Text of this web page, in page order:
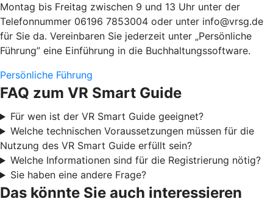
Montag bis Freitag zwischen 9 und 13 Uhr unter der
Telefonnummer 06196 7853004 oder unter info@vrsg.de
für Sie da. Vereinbaren Sie jederzeit unter „Persönliche
Führung” eine Einführung in die Buchhaltungssoftware.
Persönliche Führung
FAQ zum VR Smart Guide
Für wen ist der VR Smart Guide geeignet?
Welche technischen Voraussetzungen müssen für die
Nutzung des VR Smart Guide erfüllt sein?
Welche Informationen sind für die Registrierung nötig?
Sie haben eine andere Frage?
Das könnte Sie auch interessieren